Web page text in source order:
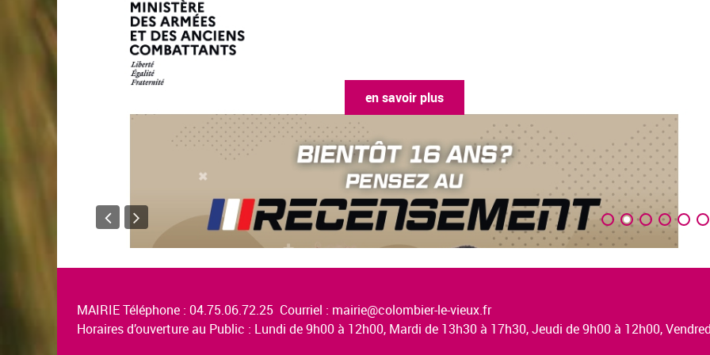
en savoir plus
MAIRIE Téléphone : 04.75.06.72.25 Courriel : mairie@colombier-le-vieux.fr
Horaires d’ouverture au Public : Lundi de 9h00 à 12h00, Mardi de 13h30 à 17h30, Jeudi de 9h00 à 12h00,